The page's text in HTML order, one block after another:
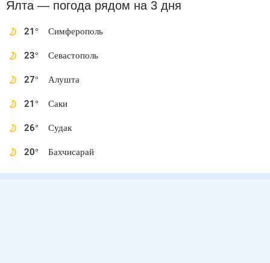
Ялта— погода рядомна 3 дня
21° Симферополь
23° Севастополь
27° Алушта
21° Саки
26° Судак
20° Бахчисарай